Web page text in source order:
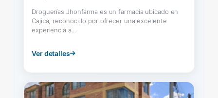
Droguerías Jhonfarma es un farmacia ubicado en
Cajicá, reconocido por ofrecer una excelente
experiencia a...
Ver detalles